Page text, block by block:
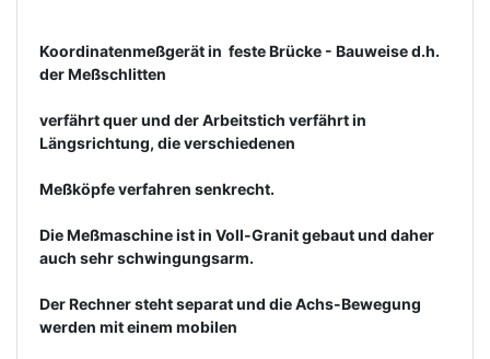
Koordinatenmeßgerät in  feste Brücke - Bauweise d.h.
der Meßschlitten
verfährt quer und der Arbeitstich verfährt in
Längsrichtung, die verschiedenen
Meßköpfe verfahren senkrecht.
Die Meßmaschine ist in Voll-Granit gebaut und daher
auch sehr schwingungsarm.
Der Rechner steht separat und die Achs-Bewegung
werden mit einem mobilen